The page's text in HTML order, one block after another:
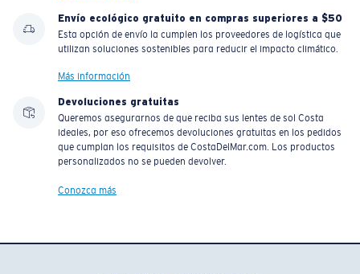
Envío ecológico gratuito en compras superiores a $50
Esta opción de envío la cumplen los proveedores de logística que
utilizan soluciones sostenibles para reducir el impacto climático.
Más información
Devoluciones gratuitas
Queremos asegurarnos de que reciba sus lentes de sol Costa
ideales, por eso ofrecemos devoluciones gratuitas en los pedidos
que cumplan los requisitos de CostaDelMar.com. Los productos
personalizados no se pueden devolver.
Conozca más